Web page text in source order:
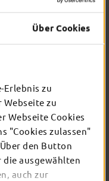
Über Cookies
Erlebnis zu
zu
Webseite Cookies
"Cookies zulassen"
den Button
die ausgewählten
auch zur
los: Ob
oder
Veranstaltungen